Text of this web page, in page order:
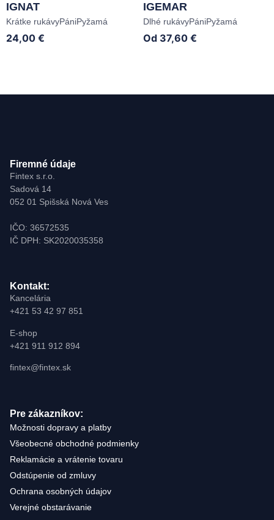
Krátke rukávyPániPyžamá
IGNAT
24,00 €
Dlhé rukávyPániPyžamá
IGEMAR
Od 37,60 €
Firemné údaje
Fintex s.r.o.
Sadová 14
052 01 Spišská Nová Ves
IČO: 36572535
IČ DPH: SK2020035358
Kontakt:
Kancelária
+421 53 42 97 851
E-shop
+421 911 912 894
fintex@fintex.sk
Pre zákazníkov:
Možnosti dopravy a platby
Všeobecné obchodné podmienky
Reklamácie a vrátenie tovaru
Odstúpenie od zmluvy
Ochrana osobných údajov
Verejné obstarávanie